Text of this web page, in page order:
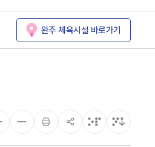
완주 체육시설 바로가기